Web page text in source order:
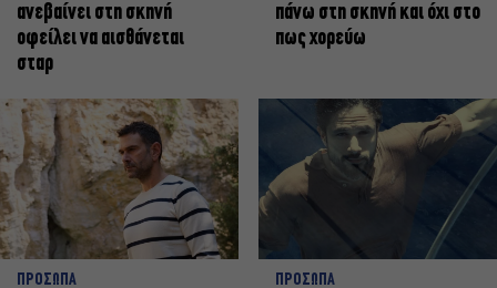
ανεβαίνει στη σκηνή
οφείλει να αισθάνεται
σταρ
πάνω στη σκηνή και όχι στο
πως χορεύω
ΠΡΟΣΩΠΑ ΠΡΟΣΩΠΑ